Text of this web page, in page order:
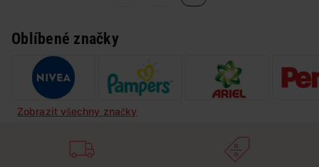
Oblíbené značky
Zobrazit všechny značky